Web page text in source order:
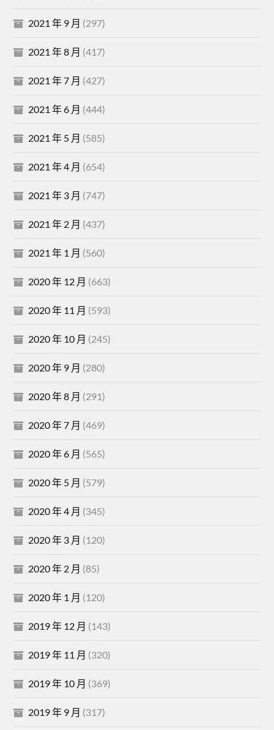
2021 年 9 月 (297)
2021 年 8 月 (417)
2021 年 7 月 (427)
2021 年 6 月 (444)
2021 年 5 月 (585)
2021 年 4 月 (654)
2021 年 3 月 (747)
2021 年 2 月 (437)
2021 年 1 月 (560)
2020 年 12 月 (663)
2020 年 11 月 (593)
2020 年 10 月 (245)
2020 年 9 月 (280)
2020 年 8 月 (291)
2020 年 7 月 (469)
2020 年 6 月 (565)
2020 年 5 月 (579)
2020 年 4 月 (345)
2020 年 3 月 (120)
2020 年 2 月 (85)
2020 年 1 月 (120)
2019 年 12 月 (143)
2019 年 11 月 (320)
2019 年 10 月 (369)
2019 年 9 月 (317)